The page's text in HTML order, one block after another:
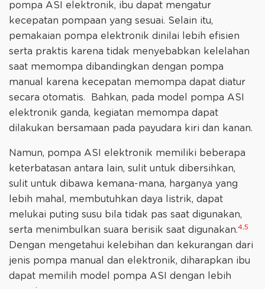
pompa ASI elektronik, ibu dapat mengatur
kecepatan pompaan yang sesuai. Selain itu,
pemakaian pompa elektronik dinilai lebih efisien
serta praktis karena tidak menyebabkan kelelahan
saat memompa dibandingkan dengan pompa
manual karena kecepatan memompa dapat diatur
secara otomatis. Bahkan, pada model pompa ASI
elektronik ganda, kegiatan memompa dapat
dilakukan bersamaan pada payudara kiri dan kanan.
Namun, pompa ASI elektronik memiliki beberapa
keterbatasan antara lain, sulit untuk dibersihkan,
sulit untuk dibawa kemana-mana, harganya yang
lebih mahal, membutuhkan daya listrik, dapat
melukai puting susu bila tidak pas saat digunakan,
serta menimbulkan suara berisik saat digunakan.4,5
Dengan mengetahui kelebihan dan kekurangan dari
jenis pompa manual dan elektronik, diharapkan ibu
dapat memilih model pompa ASI dengan lebih